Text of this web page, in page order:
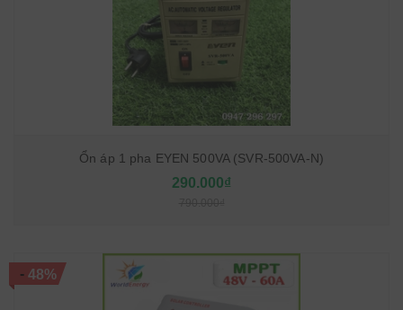
Ổn áp 1 pha EYEN 500VA (SVR-500VA-N)
290.000₫
-48%